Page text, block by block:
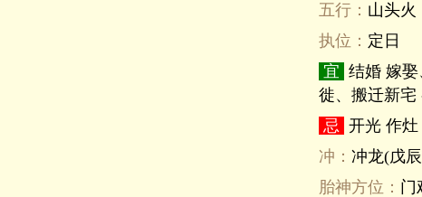
五行： 山头火
执位： 定日
宜 结婚 嫁
徙、搬迁新宅
忌 开光 作
冲： 冲龙(戊
胎神方位： 门